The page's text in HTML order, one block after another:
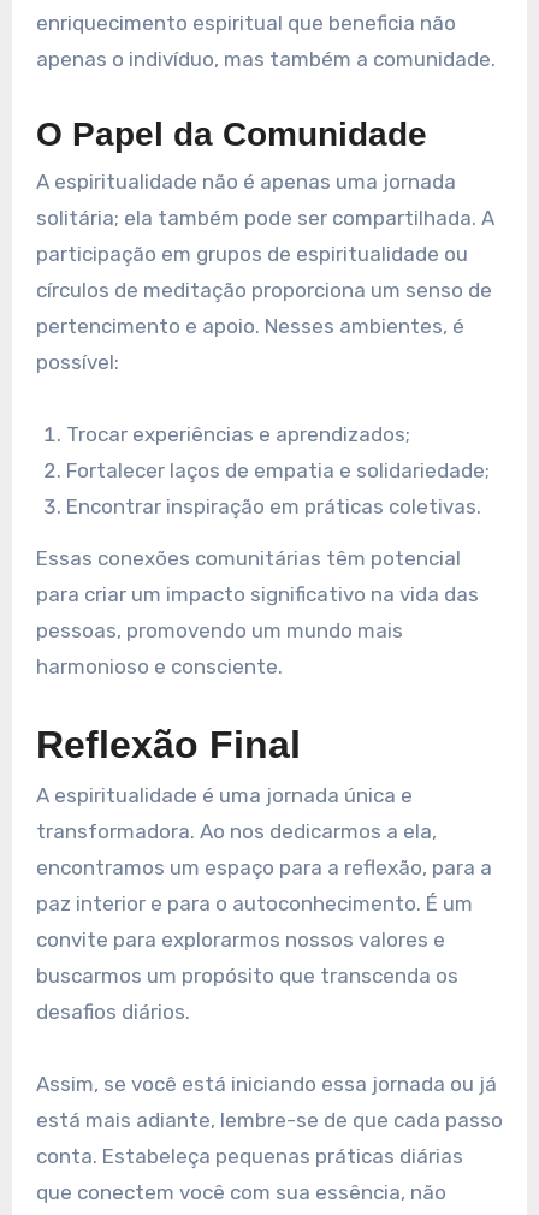
enriquecimento espiritual que beneficia não
apenas o indivíduo, mas também a comunidade.
O Papel da Comunidade
A espiritualidade não é apenas uma jornada
solitária; ela também pode ser compartilhada. A
participação em grupos de espiritualidade ou
círculos de meditação proporciona um senso de
pertencimento e apoio. Nesses ambientes, é
possível:
Trocar experiências e aprendizados;
Fortalecer laços de empatia e solidariedade;
Encontrar inspiração em práticas coletivas.
Essas conexões comunitárias têm potencial
para criar um impacto significativo na vida das
pessoas, promovendo um mundo mais
harmonioso e consciente.
Reflexão Final
A espiritualidade é uma jornada única e
transformadora. Ao nos dedicarmos a ela,
encontramos um espaço para a reflexão, para a
paz interior e para o autoconhecimento. É um
convite para explorarmos nossos valores e
buscarmos um propósito que transcenda os
desafios diários.
Assim, se você está iniciando essa jornada ou já
está mais adiante, lembre-se de que cada passo
conta. Estabeleça pequenas práticas diárias
que conectem você com sua essência, não